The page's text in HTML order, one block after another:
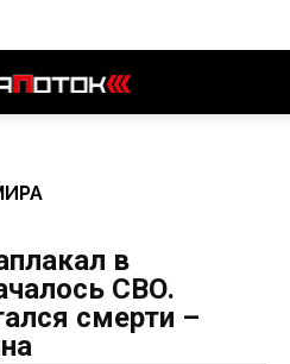
в
СВО.
смерти –